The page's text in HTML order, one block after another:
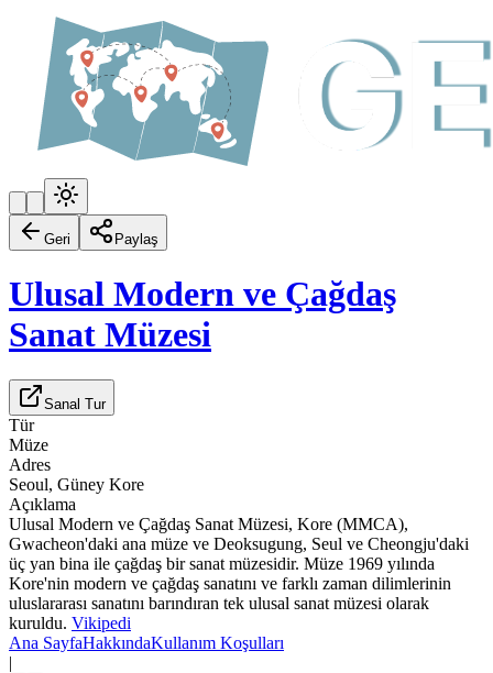
Geri Paylaş
Ulusal Modern ve Çağdaş
Sanat Müzesi
Sanal Tur
Tür
Müze
Adres
Seoul, Güney Kore
Açıklama
Ulusal Modern ve Çağdaş Sanat Müzesi, Kore (MMCA),
Gwacheon'daki ana müze ve Deoksugung, Seul ve Cheongju'daki
üç yan bina ile çağdaş bir sanat müzesidir. Müze 1969 yılında
Kore'nin modern ve çağdaş sanatını ve farklı zaman dilimlerinin
uluslararası sanatını barındıran tek ulusal sanat müzesi olarak
kuruldu. Vikipedi
Ana SayfaHakkındaKullanım Koşulları
|